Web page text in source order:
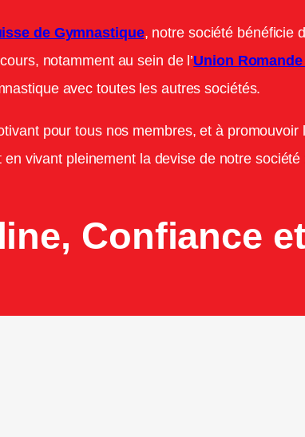
de Gymnastique, notre société bénéficie
notamment au sein de l’Union
avec toutes les autres sociétés.
pour tous nos membres, et à
vivant pleinement la devise de notre société
Confiance